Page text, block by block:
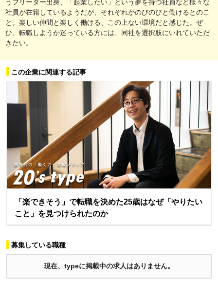
うフリーター出身、「起業したい」という夢を持つ社員など様々な
社員が在籍しているようだが、それぞれがのびのびと働けるとのこ
と。楽しい仲間と楽しく働ける、この上ない環境だと感じた。ぜ
ひ、転職しようか迷っている方には、同社を選択肢にいれていただ
きたい。
この企業に関連する記事
「楽できそう」で転職を決めた25歳はなぜ「やりたい
こと」を見つけられたのか
募集している職種
現在、typeに掲載中の求人はありません。